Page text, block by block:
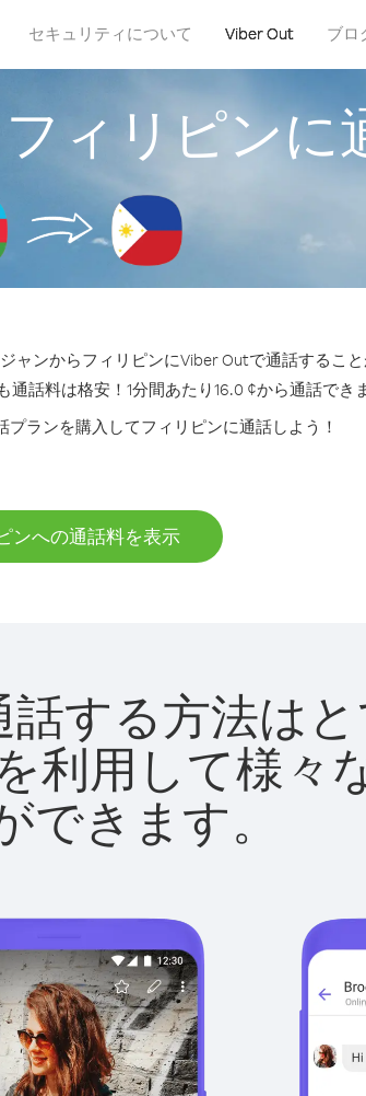
セキュリティについて Viber Out ブロ
ィリピンに
ャンからフィリピンにViber Outで通話すること
話料は格安！1分間あたり16.0 ¢から通話できま
ランを購入してフィリピンに通話しよう！
ンへの通話料を表示
する方法はと
利用して様々
できます。